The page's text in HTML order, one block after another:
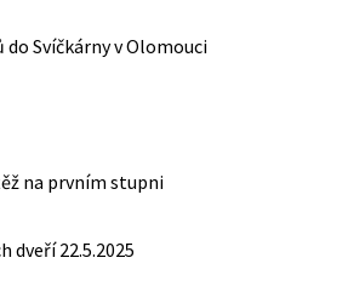
do Svíčkárny v Olomouci
na prvním stupni
dveří 22.5.2025